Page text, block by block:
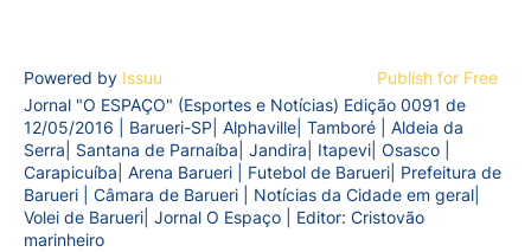
Powered by Issuu
Publish for Free
Jornal "O ESPAÇO" (Esportes e Notícias) Edição 0091 de
12/05/2016 | Barueri-SP| Alphaville| Tamboré | Aldeia da
Serra| Santana de Parnaíba| Jandira| Itapevi| Osasco |
Carapicuíba| Arena Barueri | Futebol de Barueri| Prefeitura de
Barueri | Câmara de Barueri | Notícias da Cidade em geral|
Volei de Barueri| Jornal O Espaço | Editor: Cristovão
marinheiro